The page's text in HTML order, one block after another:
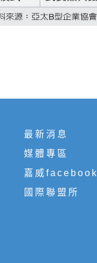
最新消息
媒體專區
嘉威facebook
國際聯盟所